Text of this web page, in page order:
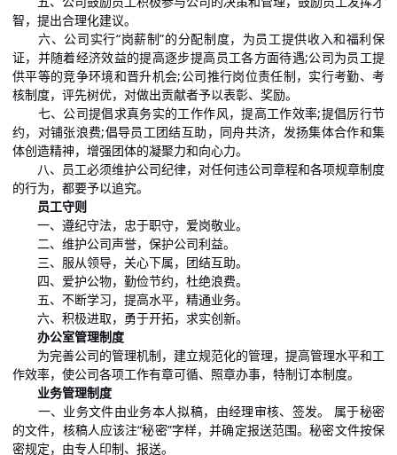
智，提出合理化建议。
六、公司实行“岗薪制”的分配制度，为员工提供收入和福利保
证，并随着经济效益的提高逐步提高员工各方面待遇;公司为员工提
供平等的竞争环境和晋升机会;公司推行岗位责任制，实行考勤、考
核制度，评先树优，对做出贡献者予以表彰、奖励。
七、公司提倡求真务实的工作作风，提高工作效率;提倡厉行节
约，对铺张浪费;倡导员工团结互助，同舟共济，发扬集体合作和集
体创造精神，增强团体的凝聚力和向心力。
八、员工必须维护公司纪律，对任何违公司章程和各项规章制度
的行为，都要予以追究。
员工守则
一、遵纪守法，忠于职守，爱岗敬业。
二、维护公司声誉，保护公司利益。
三、服从领导，关心下属，团结互助。
四、爱护公物，勤俭节约，杜绝浪费。
五、不断学习，提高水平，精通业务。
六、积极进取，勇于开拓，求实创新。
办公室管理制度
为完善公司的管理机制，建立规范化的管理，提高管理水平和工
作效率，使公司各项工作有章可循、照章办事，特制订本制度。
业务管理制度
一、业务文件由业务本人拟稿，由经理审核、签发。 属于秘密
的文件，核稿人应该注“秘密”字样，并确定报送范围。秘密文件按保
密规定，由专人印制、报送。